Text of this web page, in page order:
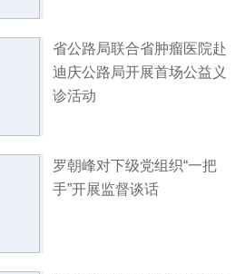
省公路局联合省肿瘤医院赴
迪庆公路局开展首场公益义
诊活动
罗朝峰对下级党组织“一把
手”开展监督谈话